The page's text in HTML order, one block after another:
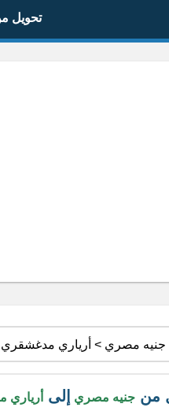
تحويل
من جنيه مصري إلى